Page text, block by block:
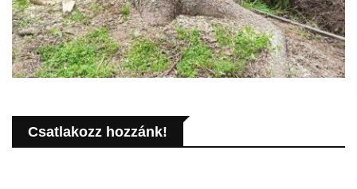
Csatlakozz hozzánk!